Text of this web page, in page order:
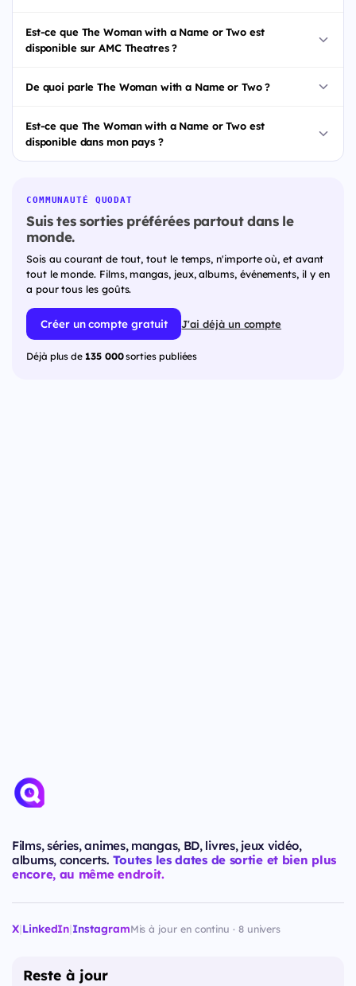
Est-ce que The Woman with a Name or Two est
disponible sur AMC Theatres ?
De quoi parle The Woman with a Name or Two ?
Est-ce que The Woman with a Name or Two est
disponible dans mon pays ?
COMMUNAUTÉ QUODAT
Suis tes sorties préférées partout dans le
monde.
Sois au courant de tout, tout le temps, n'importe où, et avant
tout le monde. Films, mangas, jeux, albums, événements, il y en
a pour tous les goûts.
Créer un compte gratuit J'ai déjà un compte
Déjà plus de 135 000sorties publiées
Films, séries, animes, mangas, BD, livres, jeux vidéo,
albums, concerts. Toutes les dates de sortie et bien plus
encore, au même endroit.
X|LinkedIn|InstagramMis à jour en continu · 8 univers
Reste à jour